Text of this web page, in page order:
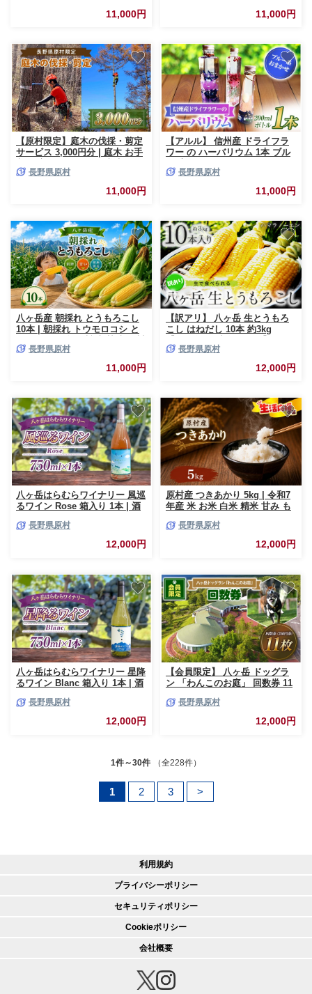
プレゼント 長野県 諏訪郡 原村
11,000円
州 八ヶ岳 長野県 諏訪郡 原村
11,000円
【原村限定】庭木の伐採・剪定
サービス 3,000円分 | 庭木 お手
別荘 自宅 空き家 サービス プレ
ゼント 長野県 諏訪郡 原村
長野県原村
11,000円
【アルル】 信州産 ドライフラ
ワー の ハーバリウム 1本 ブル
ハーバリウム ブルー 青 花 信州
八ヶ岳 長野県 諏訪郡 原村
長野県原村
11,000円
八ヶ岳産 朝採れ とうもろこし
10本 | 朝採れ トウモロコシ と
八ヶ岳 長野県 諏訪郡 原村
長野県原村
11,000円
【訳アリ】 八ヶ岳 生とうもろ
こし はねだし 10本 約3kg
ラノーエン 訳あり とうもろこ
し 生 トウモロコシ 野菜 新鮮
極上 信州 八ヶ岳 長野県 諏訪郡
長野県原村
12,000円
八ヶ岳はらむらワイナリー 風巡
るワイン Rose 箱入り 1本 | 酒
フルーティー 爽やか すっきり
食中酒 トマト料理 スモークサ
ーモン ギフト 信州 八ヶ岳 長野
長野県原村
12,000円
原村産 つきあかり 5kg | 令和7
年産 米 お米 白米 精米 甘み も
郡 原村
長野県原村
12,000円
八ヶ岳はらむらワイナリー 星降
るワイン Blanc 箱入り 1本 | 酒
ヴィニヨンブラン 辛口 フレッ
シュ 爽やか フルーティー ハー
ブ香 軽やか 食中酒 魚料理 ギフ
長野県原村
12,000円
【会員限定】 八ヶ岳 ドッグラ
ン 「わんこのお庭」 回数券 11
い 信州 八ヶ岳 長野県 諏訪郡
長野県原村
12,000円
1件～30件 （全228件）
1 2 3 >
利用規約
プライバシーポリシー
セキュリティポリシー
Cookieポリシー
会社概要